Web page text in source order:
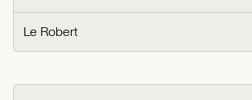
Le Robert